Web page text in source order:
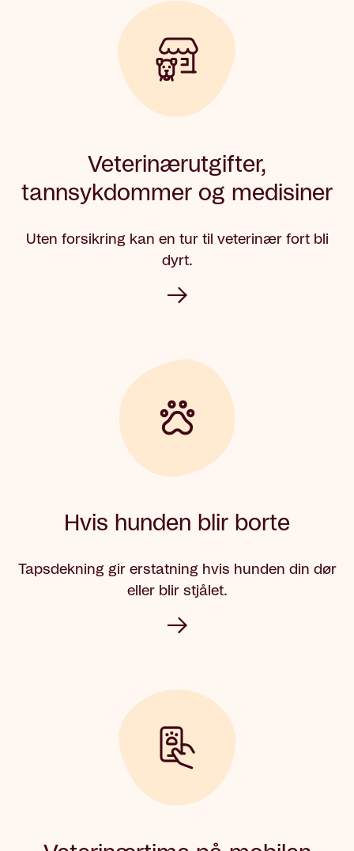
Veterinærutgifter,
tannsykdommer og medisiner
Uten forsikring kan en tur til veterinær fort bli
dyrt.
Hvis hunden blir borte
Tapsdekning gir erstatning hvis hunden din dør
eller blir stjålet.